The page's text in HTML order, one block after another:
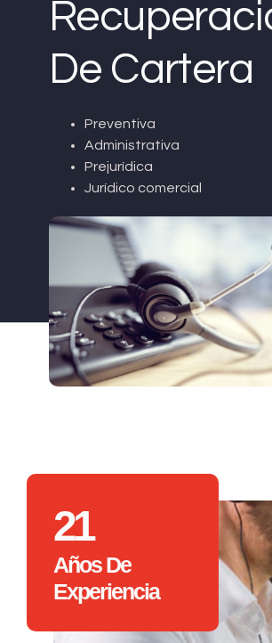
De Cartera
Preventiva
Administrativa
Prejurídica
Jurídico comercial
21
Años De
Experiencia